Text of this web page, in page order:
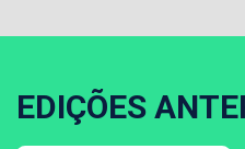
EDIÇÕES